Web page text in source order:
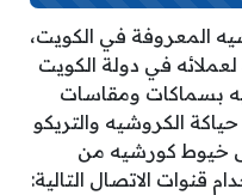
المعروفة في الكويت،
ويقدم متجر Swaad Al Damkhi لعملائه في دولة الكويت
بسماكات ومقاسات
الكروشيه والتريكو
خيوط كورشيه من